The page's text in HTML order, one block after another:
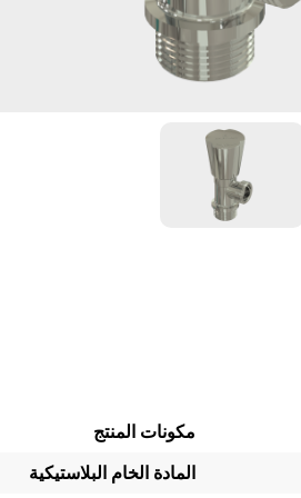
مكونات المنتج
المادة الخام البلاستيكية